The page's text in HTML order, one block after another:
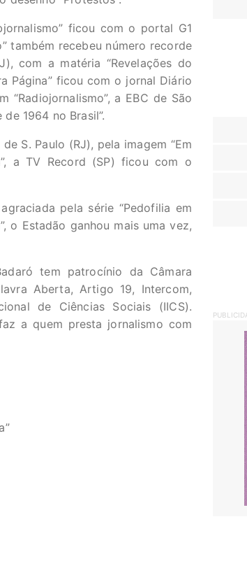
ficou com o portal G1
também recebeu número recorde
com a matéria “Revelações do
Página” ficou com o jornal Diário
“Radiojornalismo”, a EBC de São
1964 no Brasil”.
S. Paulo (RJ), pela imagem “Em
a TV Record (SP) ficou com o
pela série “Pedofilia em
o Estadão ganhou mais uma vez,
tem patrocínio da Câmara
Aberta, Artigo 19, Intercom,
de Ciências Sociais (IICS).
a quem presta jornalismo com